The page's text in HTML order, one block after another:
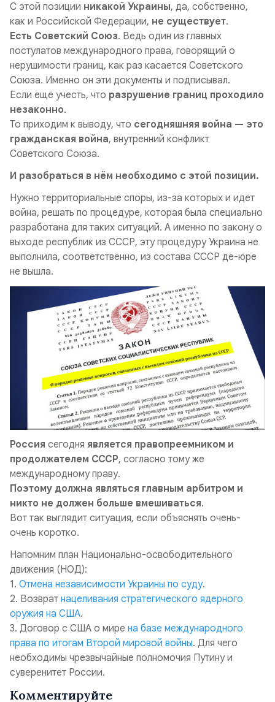
С этой позиции никакой Украины, да, собственно,
как и Российской Федерации, не существует.
Есть Советский Союз. Ведь один из главных
постулатов международного права, говорящий о
нерушимости границ, как раз касается Советского
Союза. Именно он эти документы и подписывал.
Если ещё учесть, что разрушение границ проходило
незаконно.
То приходим к выводу, что сегодняшняя война — это
гражданская война, внутренний конфликт
Советского Союза.
И разобраться в нём необходимо с этой позиции.
Нужно территориальные споры, из-за которых и идёт
война, решать по процедуре, которая была специально
разработана для таких ситуаций. А именно по закону о
выходе республик из СССР, эту процедуру Украина не
выполнила, соответственно, из состава СССР де-юре
не вышла.
Россия сегодня является правопреемником и
продолжателем СССР, согласно тому же
международному праву.
Поэтому должна являться главным арбитром и
никто не должен больше вмешиваться.
Вот так выглядит ситуация, если объяснять очень-
очень коротко.
Напомним план Национально-освободительного
движения (НОД):
1. Отмена независимости Украины по суду.
2. Возврат нацеливания стратегического ядерного
оружия на США.
3. Договор с США о мире на базе международного
права по итогам Второй мировой войны. Для чего
необходимы чрезвычайные полномочия Путину и
суверенитет России.
Комментируйте